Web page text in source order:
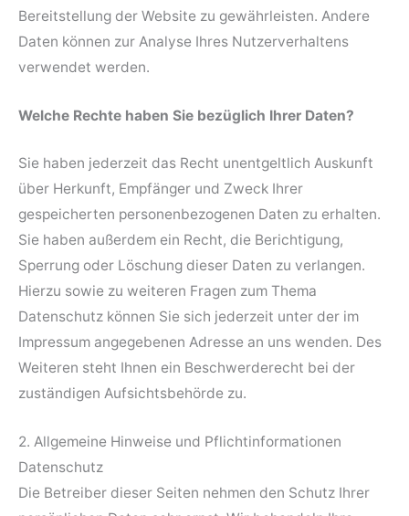
Bereitstellung der Website zu gewährleisten. Andere
Daten können zur Analyse Ihres Nutzerverhaltens
verwendet werden.
Welche Rechte haben Sie bezüglich Ihrer Daten?
Sie haben jederzeit das Recht unentgeltlich Auskunft
über Herkunft, Empfänger und Zweck Ihrer
gespeicherten personenbezogenen Daten zu erhalten.
Sie haben außerdem ein Recht, die Berichtigung,
Sperrung oder Löschung dieser Daten zu verlangen.
Hierzu sowie zu weiteren Fragen zum Thema
Datenschutz können Sie sich jederzeit unter der im
Impressum angegebenen Adresse an uns wenden. Des
Weiteren steht Ihnen ein Beschwerderecht bei der
zuständigen Aufsichtsbehörde zu.
2. Allgemeine Hinweise und Pflichtinformationen
Datenschutz
Die Betreiber dieser Seiten nehmen den Schutz Ihrer